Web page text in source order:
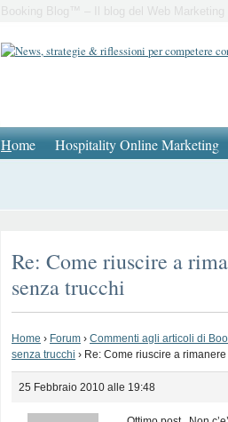
Booking Blog™ – Il blog del Web Marketing
Home Hospitality Online Marketing
Re: Come riuscire a
senza trucchi
Home › Forum › Commenti agli articoli di
senza trucchi › Re: Come riuscire a
25 Febbraio 2010 alle 19:48